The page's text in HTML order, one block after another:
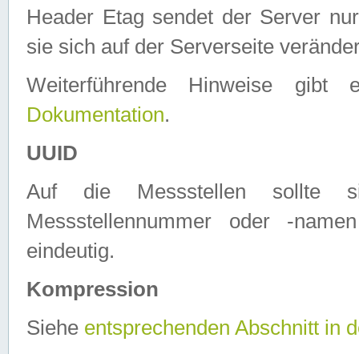
Header Etag sendet der Server
sie sich auf der Serverseite
Weiterführende Hinweise
Dokumentation.
UUID
Auf die Messstellen sollte
Messstellennummer oder -
eindeutig.
Kompression
Siehe entsprechenden Abschnitt in